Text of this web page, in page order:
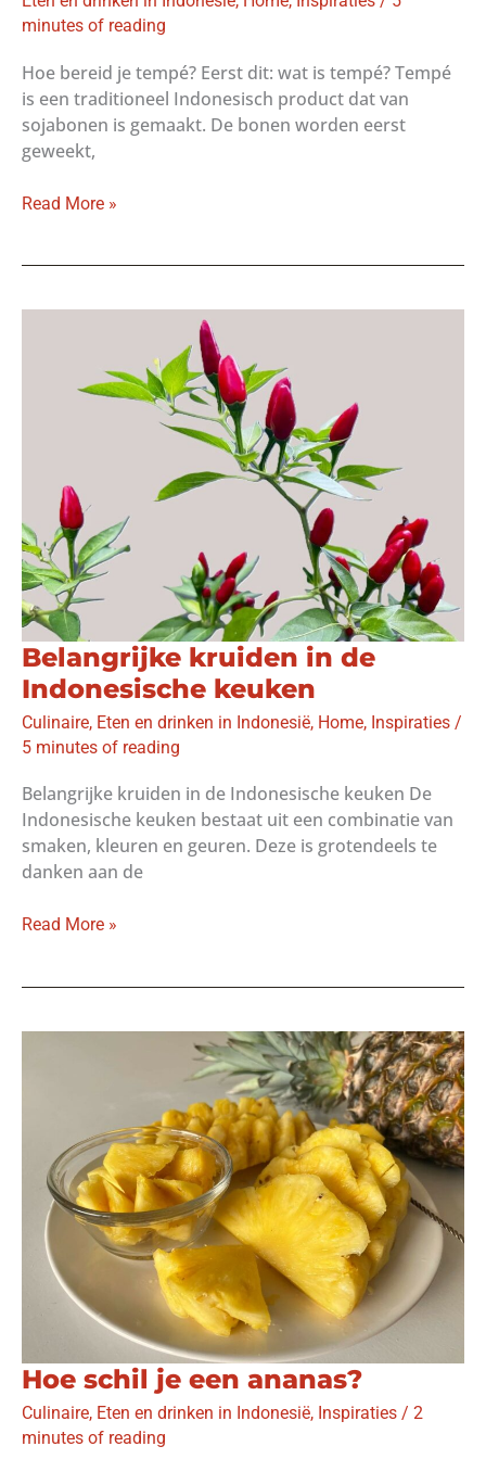
minutes of reading
Hoe bereid je tempé? Eerst dit: wat is tempé? Tempé
is een traditioneel Indonesisch product dat van
sojabonen is gemaakt. De bonen worden eerst
geweekt,
Hoe
Read More »
Belangrijke kruiden in de
Indonesische keuken
Culinaire, Eten en drinken in Indonesië, Home, Inspiraties /
5 minutes of reading
Belangrijke kruiden in de Indonesische keuken De
Indonesische keuken bestaat uit een combinatie van
smaken, kleuren en geuren. Deze is grotendeels te
danken aan de
Belangrijke
Indonesische
Read More »
Hoe schil je een ananas?
Culinaire, Eten en drinken in Indonesië, Inspiraties / 2
minutes of reading